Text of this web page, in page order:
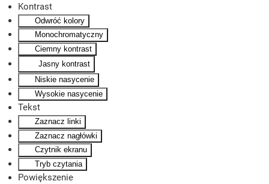
Kontrast
Odwróć kolory
Monochromatyczny
Ciemny kontrast
Jasny kontrast
Niskie nasycenie
Wysokie nasycenie
Tekst
Zaznacz linki
Zaznacz nagłówki
Czytnik ekranu
Tryb czytania
Powiększenie
Skip to main content